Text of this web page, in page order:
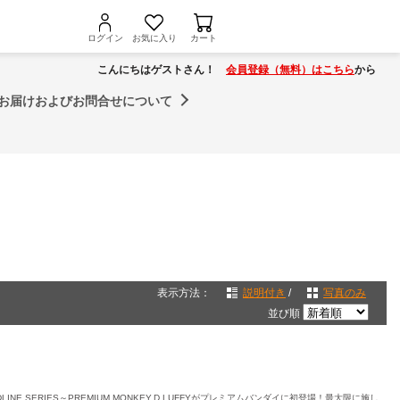
ログイン お気に入り カート
こんにちはゲストさん！ 会員登録（無料）はこちらから
届けおよびお問合せについて
表示方法： 説明付き /
写真のみ
並び順
SERIES～PREMIUM MONKEY.D.LUFFYがプレミアムバンダイに初登場！最大限に施し